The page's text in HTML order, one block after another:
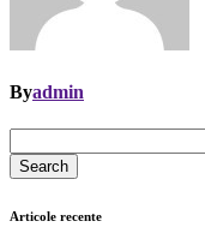
Byadmin
Search
Articole recente